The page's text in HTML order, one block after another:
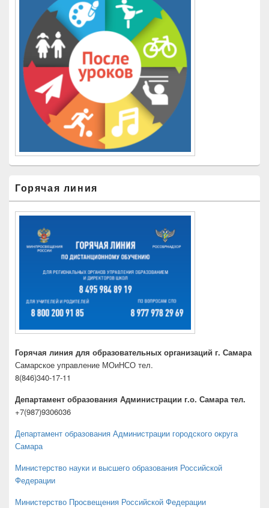
Горячая линия
Горячая линия для образовательных организаций г. Самара
Самарское управление МОиНСО тел.
8(846)340-17-11
Департамент образования Администрации г.о. Самара тел.
+7(987)9306036
Департамент образования Администрации городского округа
Самара
Министерство науки и высшего образования Российской
Федерации
Министерство Просвещения Российской Федерации